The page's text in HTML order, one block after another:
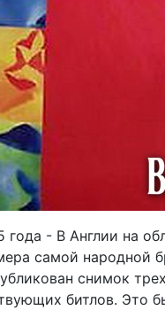
года - В Англии на
самой народной
снимок
битлов. Это